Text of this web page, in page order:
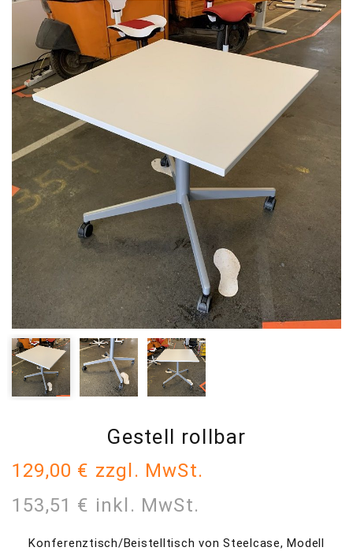
Gestell rollbar
129,00 € zzgl. MwSt.
153,51 € inkl. MwSt.
Konferenztisch/Beistelltisch von Steelcase, Modell